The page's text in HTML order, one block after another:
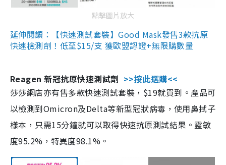
點擊圖片放大
延伸閱讀：【快速測試套裝】Good Mask發售3款抗原
快速檢測劑！低至$15/支 獲歐盟認證+無限購數量
Reagen 新冠抗原快速測試劑 >>按此選購<<
莎莎網店亦有售多款快速測試套裝，$19就買到。產品可
以檢測到Omicron及Delta等新型冠狀病毒，使用鼻拭子
樣本，只需15分鐘就可以取得快速抗原測試結果。靈敏
度95.2%，特異度98.1%。